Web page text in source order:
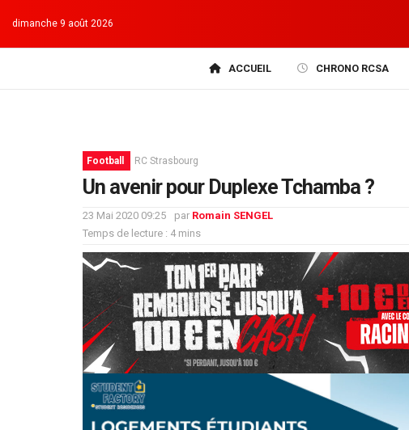
dimanche 9 août 2026
ACCUEIL CHRONO RCSA
Football RC Strasbourg
Un avenir pour Duplexe Tchamba ?
23 Mai 2020 09:25 par Romain SENGEL
Temps de lecture : 4 mins